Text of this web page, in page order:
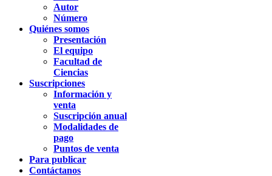
Autor
Número
Quiénes somos
Presentación
El equipo
Facultad de
Ciencias
Suscripciones
Información y
venta
Suscripción anual
Modalidades de
pago
Puntos de venta
Para publicar
Contáctanos